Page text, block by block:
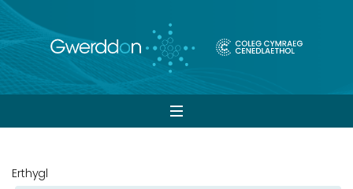
Open
Erthygl